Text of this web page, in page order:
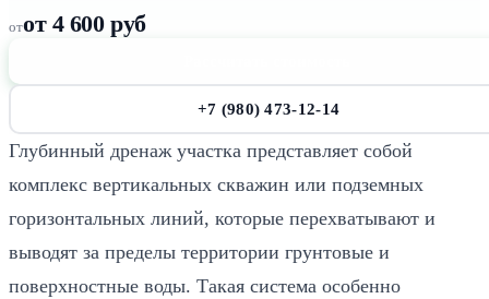
отот 4 600 руб
+7 (980) 473-12-14
Глубинный дренаж участка представляет собой
комплекс вертикальных скважин или подземных
горизонтальных линий, которые перехватывают и
выводят за пределы территории грунтовые и
поверхностные воды. Такая система особенно